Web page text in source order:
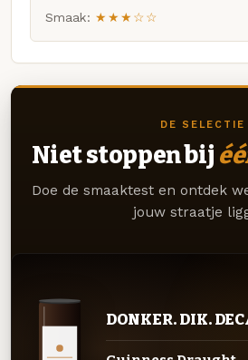
Smaak: ★★★☆☆
DE SELECTIE
Niet stoppen bij
Doe de smaaktest en ontdek
jouw straatje
DONKER. DIK.